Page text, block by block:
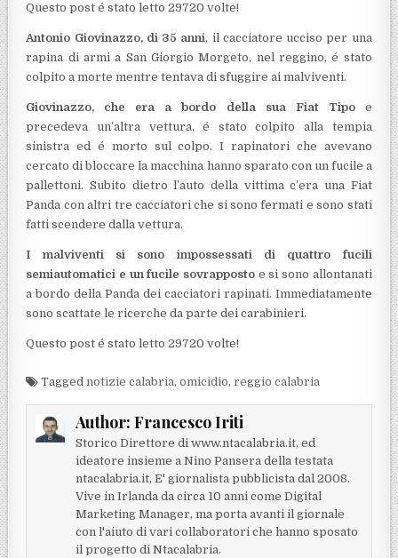
Questo post é stato letto 29720 volte!
Antonio Giovinazzo, di 35 anni, il cacciatore ucciso per una
rapina di armi a San Giorgio Morgeto, nel reggino, é stato
colpito a morte mentre tentava di sfuggire ai malviventi.
Giovinazzo, che era a bordo della sua Fiat Tipo e
precedeva un’altra vettura, é stato colpito alla tempia
sinistra ed é morto sul colpo. I rapinatori che avevano
cercato di bloccare la macchina hanno sparato con un fucile a
pallettoni. Subito dietro l’auto della vittima c’era una Fiat
Panda con altri tre cacciatori che si sono fermati e sono stati
fatti scendere dalla vettura.
I malviventi si sono impossessati di quattro fucili
semiautomatici e un fucile sovrapposto e si sono allontanati
a bordo della Panda dei cacciatori rapinati. Immediatamente
sono scattate le ricerche da parte dei carabinieri.
Questo post é stato letto 29720 volte!
Taggednotizie calabria,omicidio,reggio calabria
Author: Francesco Iriti
Storico Direttore di www.ntacalabria.it, ed
ideatore insieme a Nino Pansera della testata
ntacalabria.it, E' giornalista pubblicista dal 2008.
Vive in Irlanda da circa 10 anni come Digital
Marketing Manager, ma porta avanti il giornale
con l'aiuto di vari collaboratori che hanno sposato
il progetto di Ntacalabria.